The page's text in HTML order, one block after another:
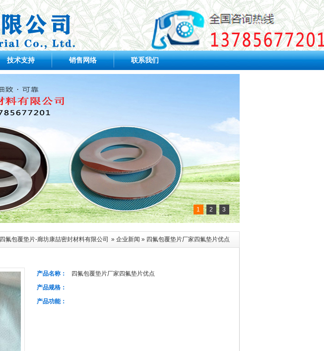
技术支持 销售网络 联系我们
1 2 3
四氟包覆垫片-廊坊康喆密封材料有限公司 » 企业新闻 » 四氟包覆垫片厂家四氟垫片优点
产品名称：
四氟包覆垫片厂家四氟垫片优点
产品规格：
产品功能：